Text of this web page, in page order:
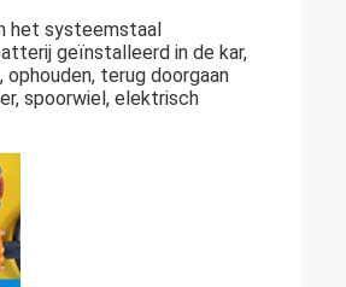
het systeemstaal
geïnstalleerd in de kar,
terug doorgaan
spoorwiel, elektrisch